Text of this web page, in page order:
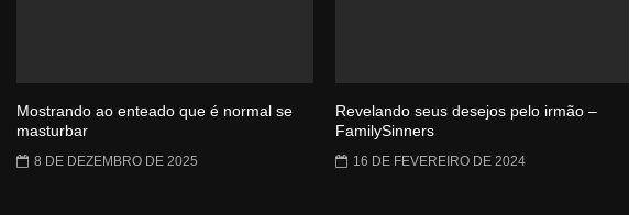
Mostrando ao enteado que é normal se
masturbar
8 DE DEZEMBRO DE 2025
Revelando seus desejos pelo irmão –
FamilySinners
16 DE FEVEREIRO DE 2024